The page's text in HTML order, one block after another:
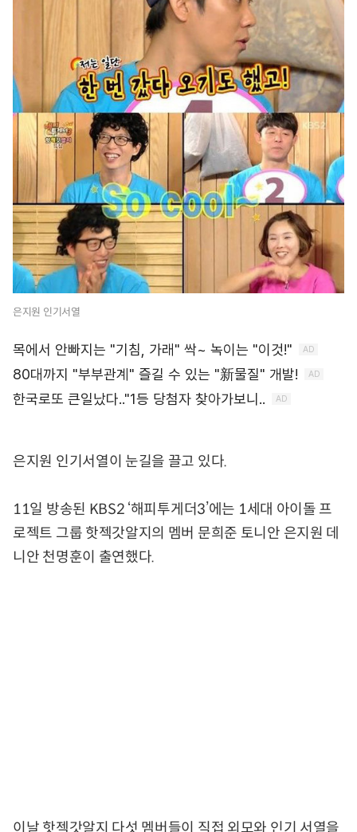
은지원 인기서열
은지원 인기서열이 눈길을 끌고 있다.
11일 방송된 KBS2 ‘해피투게더3’에는 1세대 아이돌 프
로젝트 그룹 핫젝갓알지의 멤버 문희준 토니안 은지원 데
니안 천명훈이 출연했다.
이날 핫젝갓알지 다섯 멤버들이 직접 외모와 인기 서열을